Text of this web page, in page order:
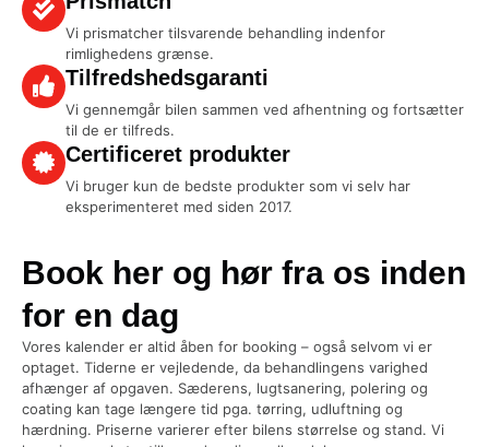
Vi prismatcher tilsvarende behandling indenfor
rimlighedens grænse.
Tilfredshedsgaranti
Vi gennemgår bilen sammen ved afhentning og fortsætter
til de er tilfreds.
Certificeret produkter
Vi bruger kun de bedste produkter som vi selv har
eksperimenteret med siden 2017.
Book her og hør fra os inden
for en dag
Vores kalender er altid åben for booking – også selvom vi er
optaget. Tiderne er vejledende, da behandlingens varighed
afhænger af opgaven. Sæderens, lugtsanering, polering og
coating kan tage længere tid pga. tørring, udluftning og
hærdning. Priserne varierer efter bilens størrelse og stand. Vi